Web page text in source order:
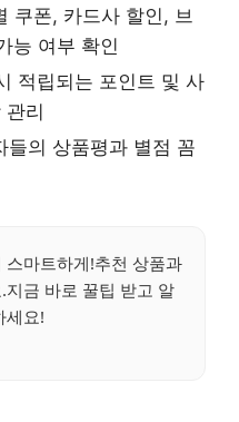
쿠폰, 카드사 할인, 브
능 여부 확인
적립되는 포인트 및 사
관리
들의 상품평과 별점 꼼
스마트하게!추천 상품과
금 바로 꿀팁 받고 알
세요!